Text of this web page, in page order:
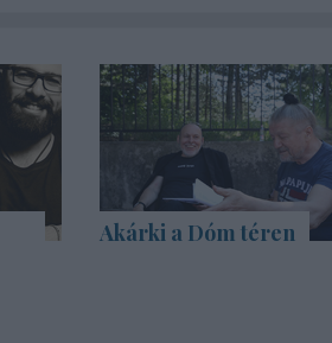
Akárki a Dóm téren